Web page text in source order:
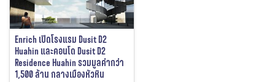
Enrich เปิดโรงแรม Dusit D2
Huahin และคอนโด Dusit D2
Residence Huahin รวมมูลค่ากว่า
1,500 ล้าน กลางเมืองหัวหิน